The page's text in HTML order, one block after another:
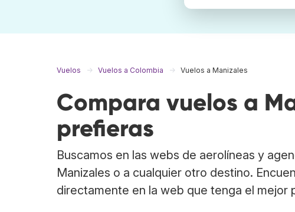
Vuelos Vuelos a Colombia Vuelos a Manizales
Compara vuelos a
prefieras
Buscamos en las webs de aerolíneas y
Manizales o a cualquier otro destino.
directamente en la web que tenga el mejor